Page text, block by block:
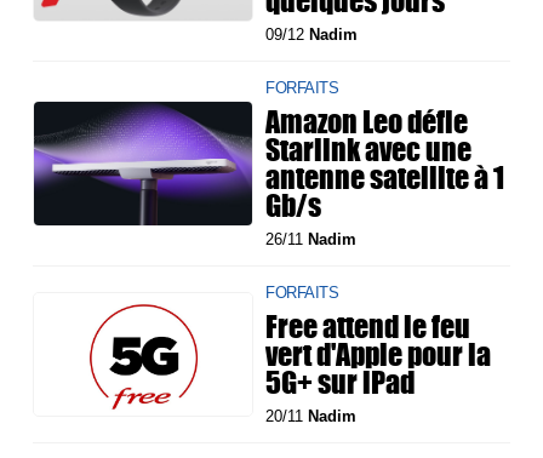
09/12 Nadim
FORFAITS
Amazon Leo défie
Starlink avec une
antenne satellite à 1
Gb/s
26/11 Nadim
FORFAITS
Free attend le feu
vert d'Apple pour la
5G+ sur iPad
20/11 Nadim